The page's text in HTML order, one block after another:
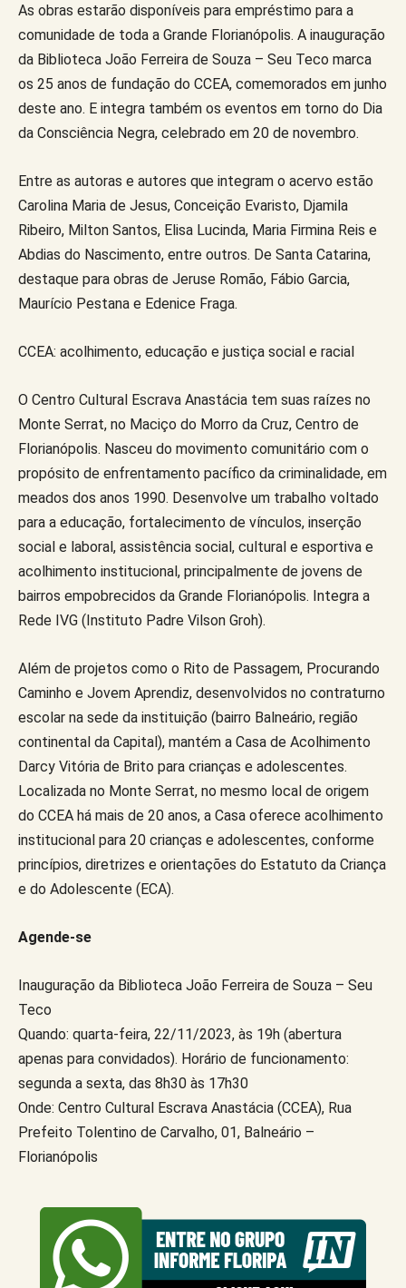
As obras estarão disponíveis para empréstimo para a
comunidade de toda a Grande Florianópolis. A inauguração
da Biblioteca João Ferreira de Souza – Seu Teco marca
os 25 anos de fundação do CCEA, comemorados em junho
deste ano. E integra também os eventos em torno do Dia
da Consciência Negra, celebrado em 20 de novembro.
Entre as autoras e autores que integram o acervo estão
Carolina Maria de Jesus, Conceição Evaristo, Djamila
Ribeiro, Milton Santos, Elisa Lucinda, Maria Firmina Reis e
Abdias do Nascimento, entre outros. De Santa Catarina,
destaque para obras de Jeruse Romão, Fábio Garcia,
Maurício Pestana e Edenice Fraga.
CCEA: acolhimento, educação e justiça social e racial
O Centro Cultural Escrava Anastácia tem suas raízes no
Monte Serrat, no Maciço do Morro da Cruz, Centro de
Florianópolis. Nasceu do movimento comunitário com o
propósito de enfrentamento pacífico da criminalidade, em
meados dos anos 1990. Desenvolve um trabalho voltado
para a educação, fortalecimento de vínculos, inserção
social e laboral, assistência social, cultural e esportiva e
acolhimento institucional, principalmente de jovens de
bairros empobrecidos da Grande Florianópolis. Integra a
Rede IVG (Instituto Padre Vilson Groh).
Além de projetos como o Rito de Passagem, Procurando
Caminho e Jovem Aprendiz, desenvolvidos no contraturno
escolar na sede da instituição (bairro Balneário, região
continental da Capital), mantém a Casa de Acolhimento
Darcy Vitória de Brito para crianças e adolescentes.
Localizada no Monte Serrat, no mesmo local de origem
do CCEA há mais de 20 anos, a Casa oferece acolhimento
institucional para 20 crianças e adolescentes, conforme
princípios, diretrizes e orientações do Estatuto da Criança
e do Adolescente (ECA).
Agende-se
Inauguração da Biblioteca João Ferreira de Souza – Seu
Teco
Quando: quarta-feira, 22/11/2023, às 19h (abertura
apenas para convidados). Horário de funcionamento:
segunda a sexta, das 8h30 às 17h30
Onde: Centro Cultural Escrava Anastácia (CCEA), Rua
Prefeito Tolentino de Carvalho, 01, Balneário –
Florianópolis